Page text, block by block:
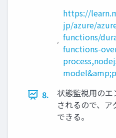
https://
jp/azure/
functions/
functions-
8.
状態監視用のエ
されるので、
できる。